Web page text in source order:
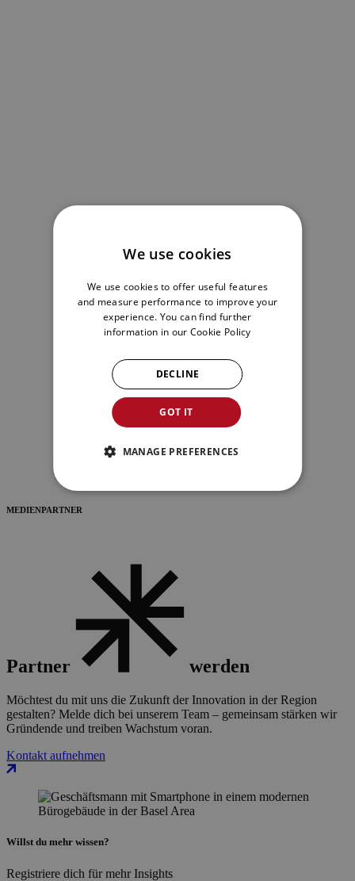
MEDIENPARTNER
Partner werden
Möchtest du mit uns die Zukunft der Innovation in der Region
gestalten? Melde dich bei unserem Team – gemeinsam stärken wir
Gründende und treiben Wachstum voran.
Kontakt aufnehmen
Willst du mehr wissen?
Registriere dich für mehr Insights
We use cookies
We use cookies to offer useful features
and measure performance to improve your
experience. You can find further
information in our Cookie Policy
GOT IT
DECLINE
MANAGE PREFERENCES